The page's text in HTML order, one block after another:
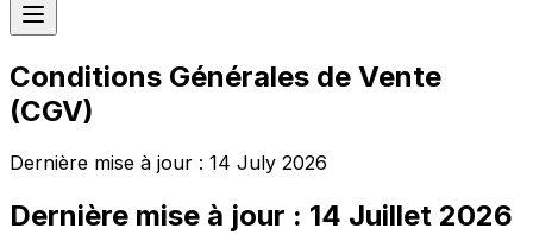
Conditions Générales de Vente
(CGV)
Dernière mise à jour : 14 July 2026
Dernière mise à jour : 14 Juillet 2026